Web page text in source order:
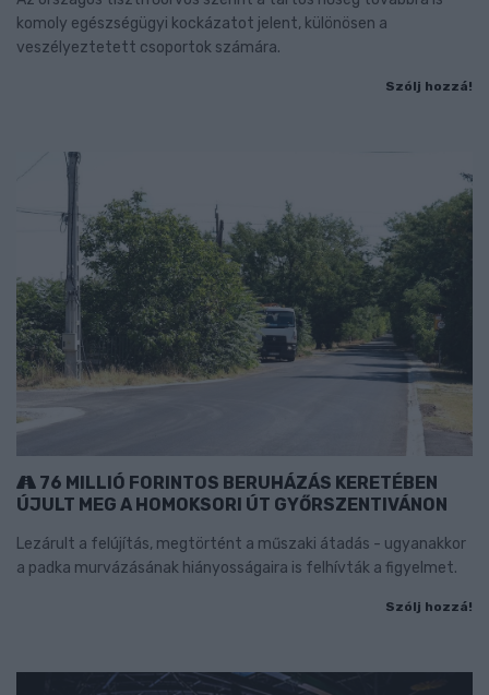
komoly egészségügyi kockázatot jelent, különösen a
veszélyeztetett csoportok számára.
Szólj hozzá!
76 MILLIÓ FORINTOS BERUHÁZÁS KERETÉBEN
ÚJULT MEG A HOMOKSORI ÚT GYŐRSZENTIVÁNON
Lezárult a felújítás, megtörtént a műszaki átadás - ugyanakkor
a padka murvázásának hiányosságaira is felhívták a figyelmet.
Szólj hozzá!